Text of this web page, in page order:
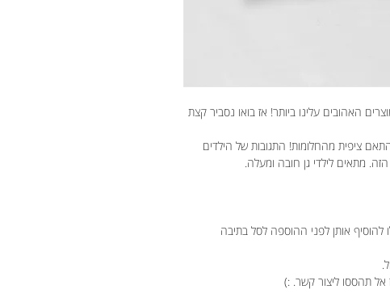
האהובים עלינו ביותר! אז בואו נסביר קצת
ציפית מהחלומות! התגובות של הילדים
מתאים לילדי גן חובה ומעלה.
להוסיף אותן לפני ההוספה לסל בתיבה
אל תהססו ליצור קשר. :)